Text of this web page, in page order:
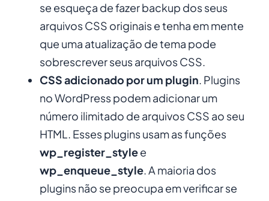
se esqueça de fazer backup dos seus
arquivos CSS originais e tenha em mente
que uma atualização de tema pode
sobrescrever seus arquivos CSS.
CSS adicionado por um plugin. Plugins
no WordPress podem adicionar um
número ilimitado de arquivos CSS ao seu
HTML. Esses plugins usam as funções
wp_register_stylee
wp_enqueue_style. A maioria dos
plugins não se preocupa em verificar se